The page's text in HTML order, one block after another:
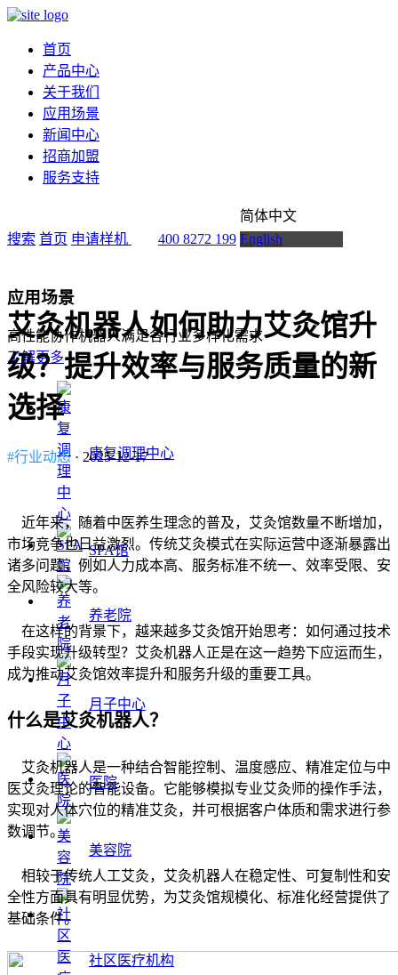
首页
产品中心
关于我们
应用场景
新闻中心
招商加盟
服务支持
搜索 首页 申请样机 400 8272 199
简体中文
English
应用场景
高性能协作机器人满足各行业多样化需求
了解更多
康复调理中心
SPA馆
养老院
月子中心
医院
美容院
社区医疗机构
艾灸机器人如何助力艾灸馆升
级？提升效率与服务质量的新
选择
#行业动态 · 2025-12-17
近年来，随着中医养生理念的普及，艾灸馆数量不断增加，
市场竞争也日益激烈。传统艾灸模式在实际运营中逐渐暴露出
诸多问题，例如人力成本高、服务标准不统一、效率受限、安
全风险较大等。
在这样的背景下，越来越多艾灸馆开始思考：如何通过技术
手段实现升级转型？艾灸机器人正是在这一趋势下应运而生，
成为推动艾灸馆效率提升和服务升级的重要工具。
什么是艾灸机器人？
艾灸机器人是一种结合智能控制、温度感应、精准定位与中
医艾灸理论的智能设备。它能够模拟专业艾灸师的操作手法，
实现对人体穴位的精准艾灸，并可根据客户体质和需求进行参
数调节。
相较于传统人工艾灸，艾灸机器人在稳定性、可复制性和安
全性方面具有明显优势，为艾灸馆规模化、标准化经营提供了
基础条件。